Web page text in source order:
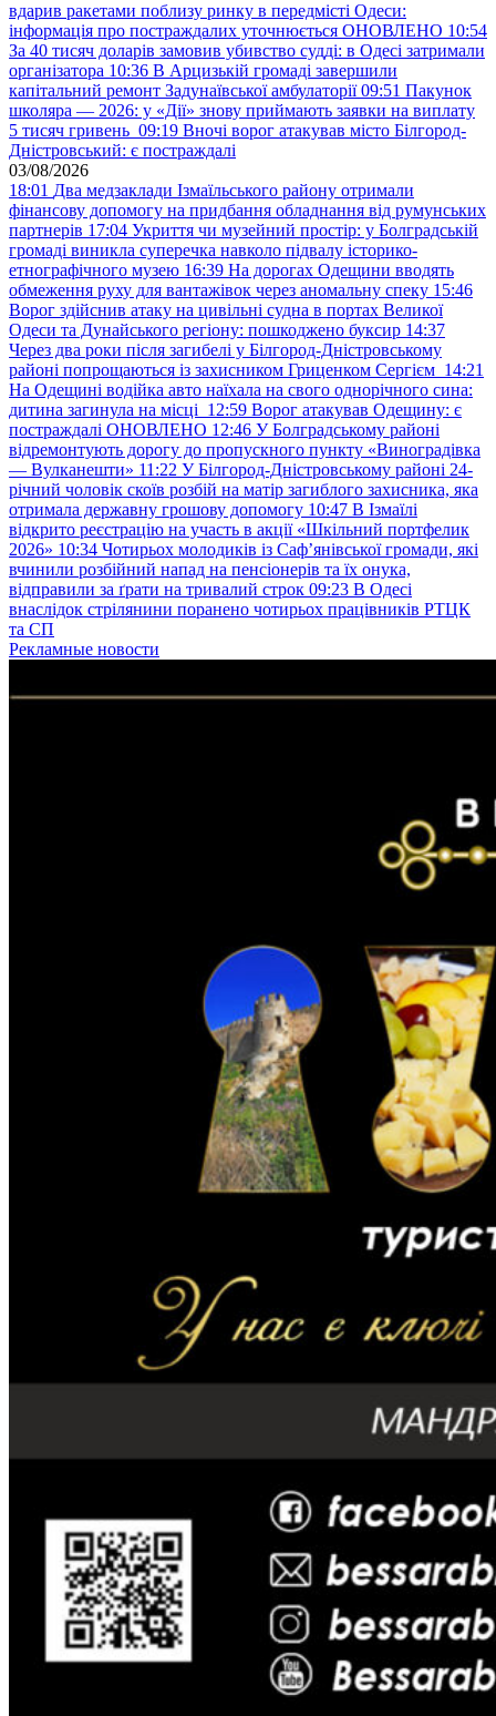
вдарив ракетами поблизу ринку в передмісті Одеси:
інформація про постраждалих уточнюється ОНОВЛЕНО 10:54
За 40 тисяч доларів замовив убивство судді: в Одесі затримали
організатора 10:36 В Арцизькій громаді завершили
капітальний ремонт Задунаївської амбулаторії 09:51 Пакунок
школяра — 2026: у «Дії» знову приймають заявки на виплату
5 тисяч гривень 09:19 Вночі ворог атакував місто Білгород-
Дністровський: є постраждалі
03/08/2026
18:01 Два медзаклади Ізмаїльського району отримали
фінансову допомогу на придбання обладнання від румунських
партнерів 17:04 Укриття чи музейний простір: у Болградській
громаді виникла суперечка навколо підвалу історико-
етнографічного музею 16:39 На дорогах Одещини вводять
обмеження руху для вантажівок через аномальну спеку 15:46
Ворог здійснив атаку на цивільні судна в портах Великої
Одеси та Дунайського регіону: пошкоджено буксир 14:37
Через два роки після загибелі у Білгород-Дністровському
районі попрощаються із захисником Гриценком Сергієм 14:21
На Одещині водійка авто наїхала на свого однорічного сина:
дитина загинула на місці 12:59 Ворог атакував Одещину: є
постраждалі ОНОВЛЕНО 12:46 У Болградському районі
відремонтують дорогу до пропускного пункту «Виноградівка
— Вулканешти» 11:22 У Білгород-Дністровському районі 24-
річний чоловік скоїв розбій на матір загиблого захисника, яка
отримала державну грошову допомогу 10:47 В Ізмаїлі
відкрито реєстрацію на участь в акції «Шкільний портфелик
2026» 10:34 Чотирьох молодиків із Саф’янівської громади, які
вчинили розбійний напад на пенсіонерів та їх онука,
відправили за ґрати на тривалий строк 09:23 В Одесі
внаслідок стрілянини поранено чотирьох працівників РТЦК
та СП
Рекламные новости